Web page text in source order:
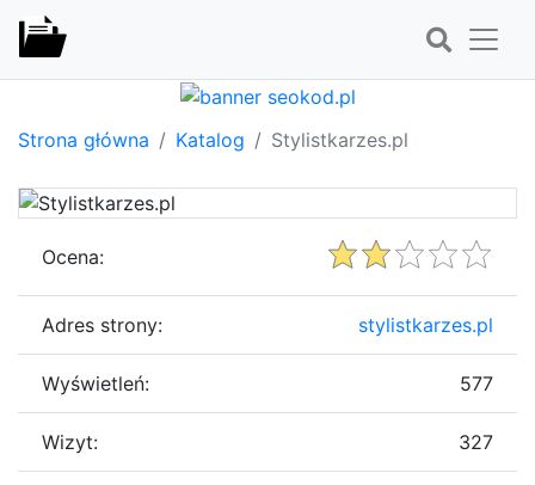
Strona główna Katalog Stylistkarzes.pl
Ocena:
Adres strony: stylistkarzes.pl
Wyświetleń: 577
Wizyt: 327